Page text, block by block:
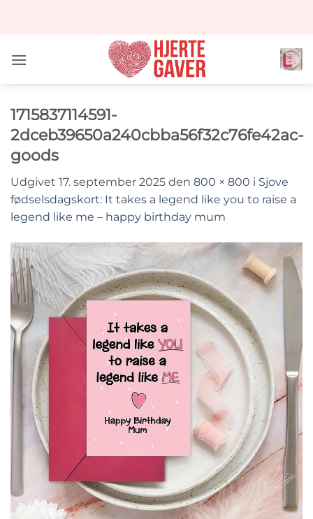
1715837114591-
2dceb39650a240cbba56f32c76fe42ac-
goods
Udgivet 17. september 2025 den 800 × 800 i Sjove
fødselsdagskort: It takes a legend like you to raise a
legend like me – happy birthday mum